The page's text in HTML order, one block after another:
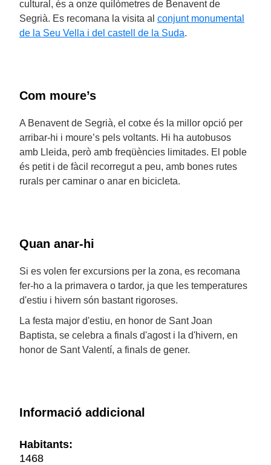
cultural, és a onze quilòmetres de Benavent de
Segrià. Es recomana la visita al conjunt monumental
de la Seu Vella i del castell de la Suda.
Com moure’s
A Benavent de Segrià, el cotxe és la millor opció per
arribar-hi i moure’s pels voltants. Hi ha autobusos
amb Lleida, però amb freqüències limitades. El poble
és petit i de fàcil recorregut a peu, amb bones rutes
rurals per caminar o anar en bicicleta.
Quan anar-hi
Si es volen fer excursions per la zona, es recomana
fer-ho a la primavera o tardor, ja que les temperatures
d'estiu i hivern són bastant rigoroses.
La festa major d'estiu, en honor de Sant Joan
Baptista, se celebra a finals d'agost i la d'hivern, en
honor de Sant Valentí, a finals de gener.
Informació addicional
Habitants:
1468